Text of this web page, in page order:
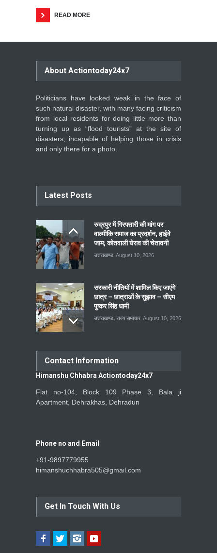
READ MORE
About Actiontoday24x7
Politicians have looked weak in the face of
such natural disaster, with many facing criticism
from local residents for doing little more than
turning up as “flood tourists” at the site of
disasters, incapable of helping those in crisis
and only there for a photo.
Latest Posts
रुद्रपुर में गिरफ्तारी की मांग पर
वाल्मीकि समाज का प्रदर्शन, हाईवे
जाम; कोतवाली घेराव की चेतावनी
उत्तराखण्ड August 10, 2026
सरकारी नीतियों में शामिल किए जाएंगे
छात्र – छात्राओं के सुझाव – सीएम
पुष्कर सिंह धामी
उत्तराखण्ड, राज्य समाचार August 10, 2026
Contact Information
Himanshu Chhabra Actiontoday24x7
Flat no-104, Block 109 Phase 3, Bala ji
Apartment, Dehrakhas, Dehradun
Phone no and Email
+91-9897779955
himanshuchhabra505@gmail.com
Get In Touch With Us